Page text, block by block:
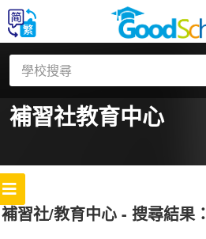
補習社教育中心
補習社/教育中心 - 搜尋結果：